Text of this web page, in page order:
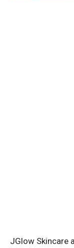
JGlow Skincare